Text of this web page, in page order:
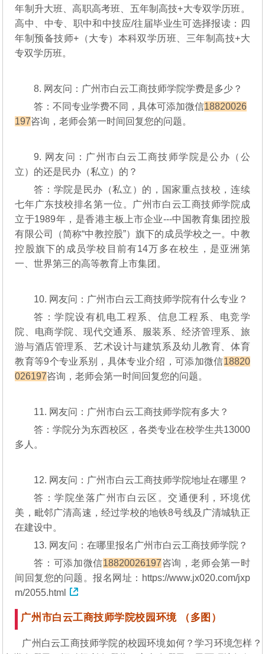
年制升大班、高职高考班、五年制高技+大专双学历班。
高中、中专、职中和中技应/往届毕业生可选择报读：四
年制预备技师+（大专）本科双学历班、三年制高技+大
专双学历班。
8. 网友问：广州市白云工商技师学院学费是多少？
答：不同专业学费不同，具体可添加微信18820026
197咨询，老师会第一时间回复您的问题。
9. 网友问：广州市白云工商技师学院是公办（公
立）的还是民办（私立）的？
答：学院是民办（私立）的，国家重点技校，连续
七年广东技校排名第一位。广州市白云工商技师学院成
立于1989年，是香港主板上市企业---中国教育集团控股
有限公司（简称“中教控股”）旗下的成员学校之一。中教
控股旗下的成员学校目前有14万多在校生，是亚洲第
一、世界第三的高等教育上市集团。
10. 网友问：广州市白云工商技师学院有什么专业？
答：学院设有机电工程系、信息工程系、电竞学
院、电商学院、现代交通系、服装系、经济管理系、旅
游与酒店管理系、艺术设计与建筑系及幼儿教育、体育
教育等9个专业系别，具体专业介绍，可添加微信18820
026197咨询，老师会第一时间回复您的问题。
11. 网友问：广州市白云工商技师学院有多大？
答：学院分为东西校区，各类专业在校学生共13000
多人。
12. 网友问：广州市白云工商技师学院地址在哪里？
答：学院坐落广州市白云区。交通便利，环境优
美，毗邻广清高速，经过学校的地铁8号线及广清城轨正
在建设中。
13. 网友问：在哪里报名广州市白云工商技师学院？
答：可添加微信18820026197咨询，老师会第一时
间回复您的问题。报名网址： https://www.jx020.com/jxp
m/2055.html
广州市白云工商技师学院校园环境 （多图）
广州白云工商技师学院的校园环境如何？学习环境怎样？